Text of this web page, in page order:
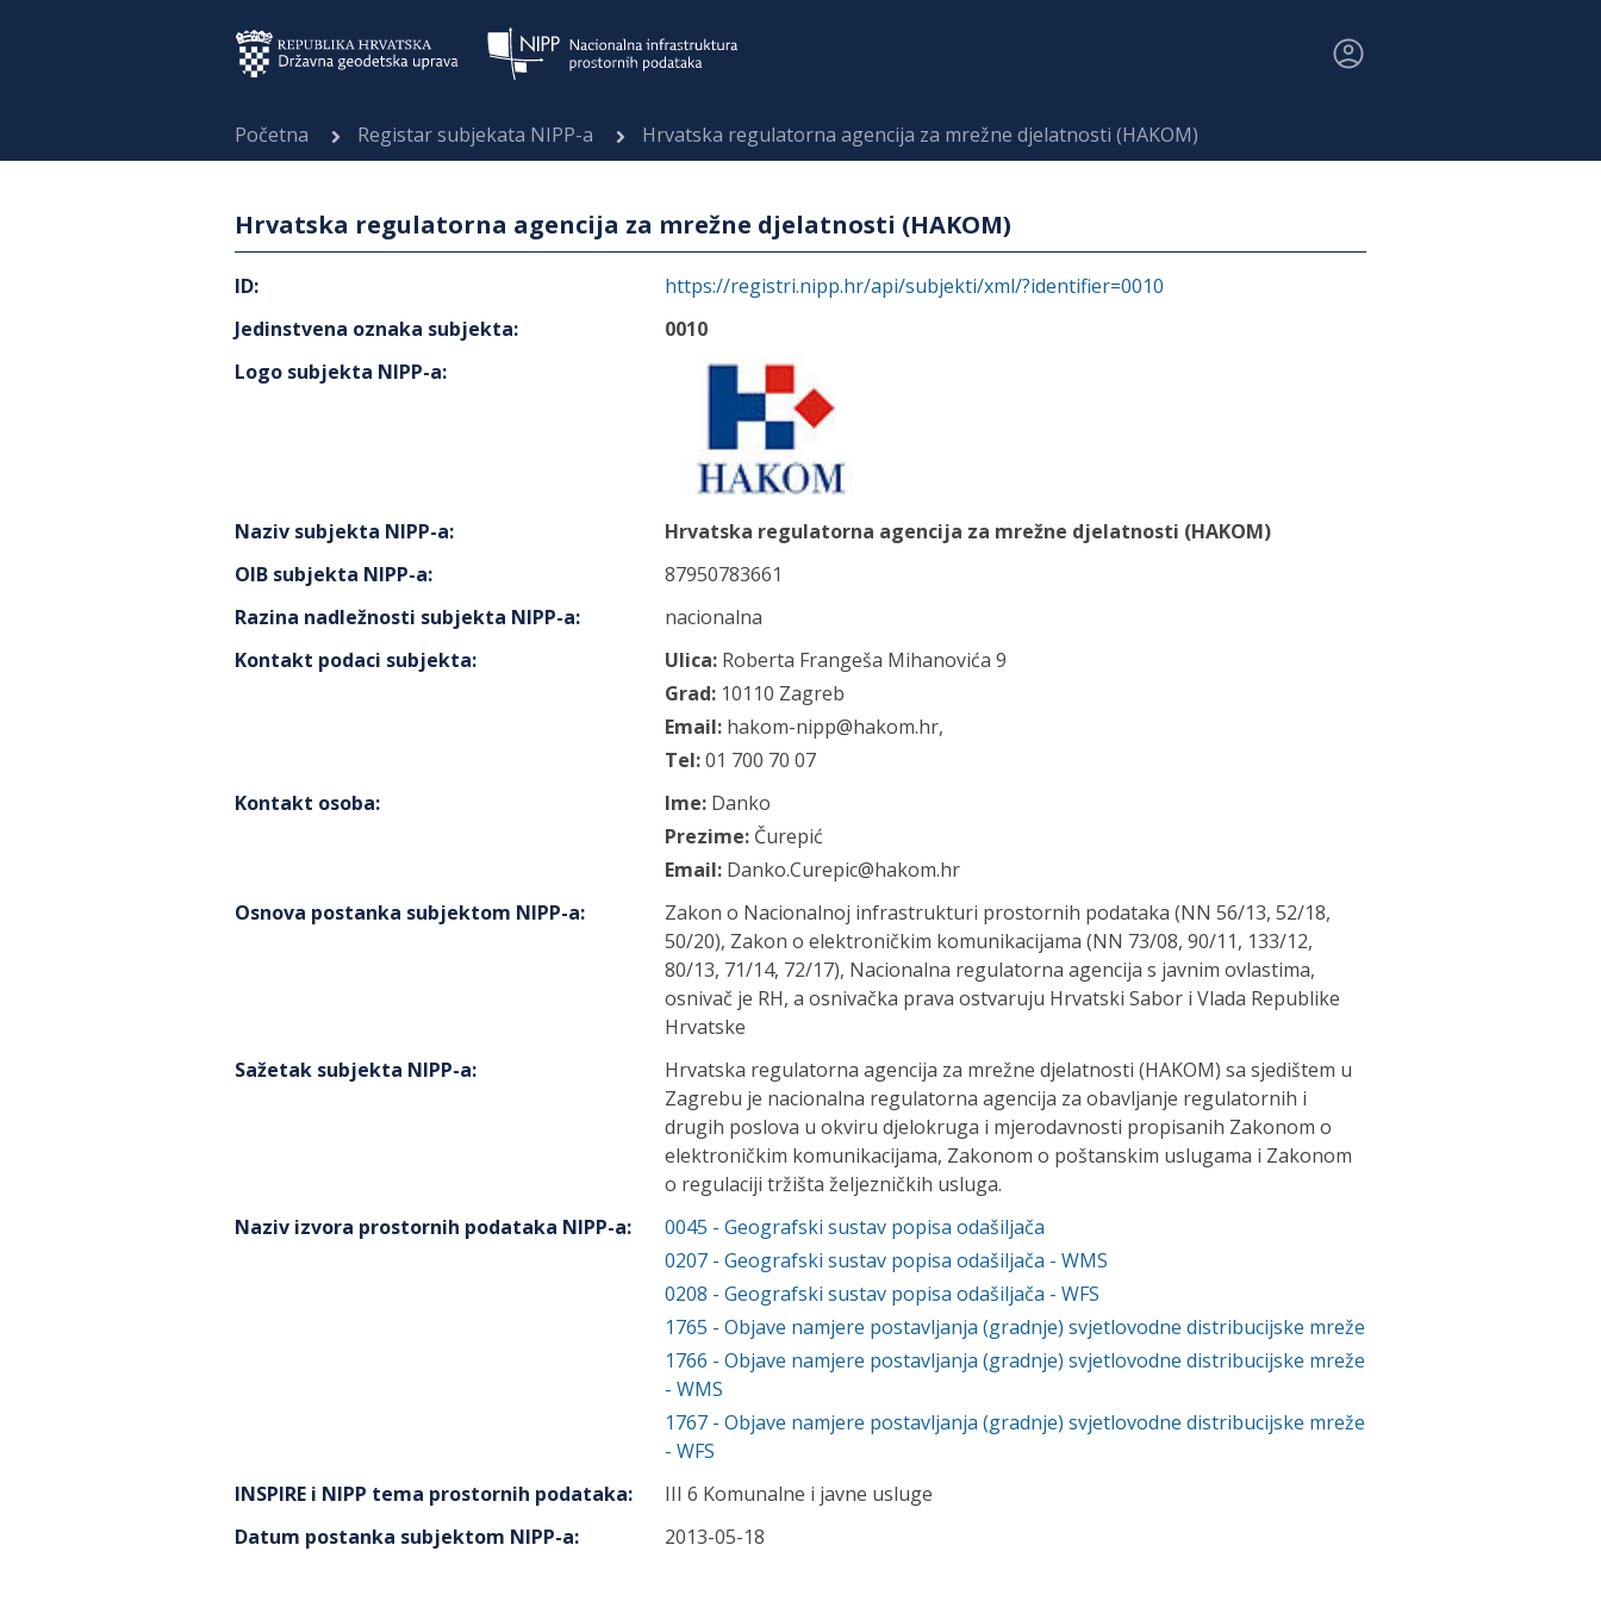
Početna Registar subjekata NIPP-a Hrvatska regulatorna agencija za mrežne djelatnosti (HAKOM)
Hrvatska regulatorna agencija za mrežne djelatnosti (HAKOM)
ID:
https://registri.nipp.hr/api/subjekti/xml/?identifier=0010
Jedinstvena oznaka subjekta:
0010
Logo subjekta NIPP-a:
Naziv subjekta NIPP-a:
Hrvatska regulatorna agencija za mrežne djelatnosti (HAKOM)
OIB subjekta NIPP-a:
87950783661
Razina nadležnosti subjekta NIPP-a:
nacionalna
Kontakt podaci subjekta: Ulica: Roberta Frangeša Mihanovića 9
Grad: 10110 Zagreb
Email: hakom-nipp@hakom.hr,
Tel:01 700 70 07
Kontakt osoba: Ime: Danko
Prezime: Čurepić
Email: Danko.Curepic@hakom.hr
Osnova postanka subjektom NIPP-a:
Zakon o Nacionalnoj infrastrukturi prostornih podataka (NN 56/13, 52/18,
50/20), Zakon o elektroničkim komunikacijama (NN 73/08, 90/11, 133/12,
80/13, 71/14, 72/17), Nacionalna regulatorna agencija s javnim ovlastima,
osnivač je RH, a osnivačka prava ostvaruju Hrvatski Sabor i Vlada Republike
Hrvatske
Sažetak subjekta NIPP-a:
Hrvatska regulatorna agencija za mrežne djelatnosti (HAKOM) sa sjedištem u
Zagrebu je nacionalna regulatorna agencija za obavljanje regulatornih i
drugih poslova u okviru djelokruga i mjerodavnosti propisanih Zakonom o
elektroničkim komunikacijama, Zakonom o poštanskim uslugama i Zakonom
o regulaciji tržišta željezničkih usluga.
Naziv izvora prostornih podataka NIPP-a: 0045 - Geografski sustav popisa odašiljača
0207 - Geografski sustav popisa odašiljača - WMS
0208 - Geografski sustav popisa odašiljača - WFS
1765 - Objave namjere postavljanja (gradnje) svjetlovodne distribucijske mreže
1766 - Objave namjere postavljanja (gradnje) svjetlovodne distribucijske mreže
- WMS
1767 - Objave namjere postavljanja (gradnje) svjetlovodne distribucijske mreže
- WFS
INSPIRE i NIPP tema prostornih podataka:
III 6 Komunalne i javne usluge
Datum postanka subjektom NIPP-a: 2013-05-18